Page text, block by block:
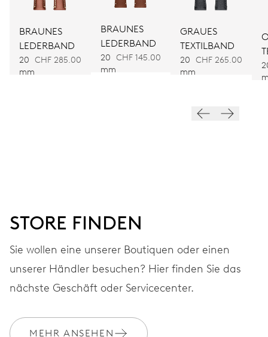
Automatischer Aufzug
FREQUENZ
ARMBAND Leder
EXTRAS
Reisetasche-Set, Zertifikat,
limitiert auf 1000 Stück
BRAUNES
LEDERBAND
20
mm
CHF 285.00
BRAUNES
LEDERBAND
20
mm
CHF 145.00
GRAUES
TEXTILBAND
20
mm
CHF 265.00
STORE FINDEN
Sie wollen eine unserer Boutiquen oder einen
unserer Händler besuchen? Hier finden Sie das
nächste Geschäft oder Servicecenter.
MEHR ANSEHEN